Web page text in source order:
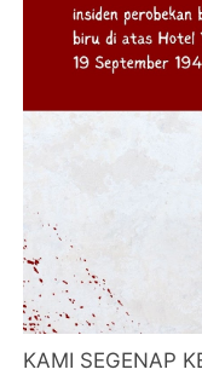
KAMI SEGENAP